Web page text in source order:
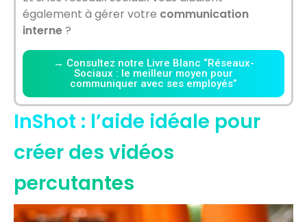
également à gérer votre communication
interne?
→ Consultez notre Livre Blanc “Réseaux-
Sociaux : le meilleur moyen pour
communiquer avec ses employés”
InShot : l’aide idéale pour
créer des vidéos
percutantes